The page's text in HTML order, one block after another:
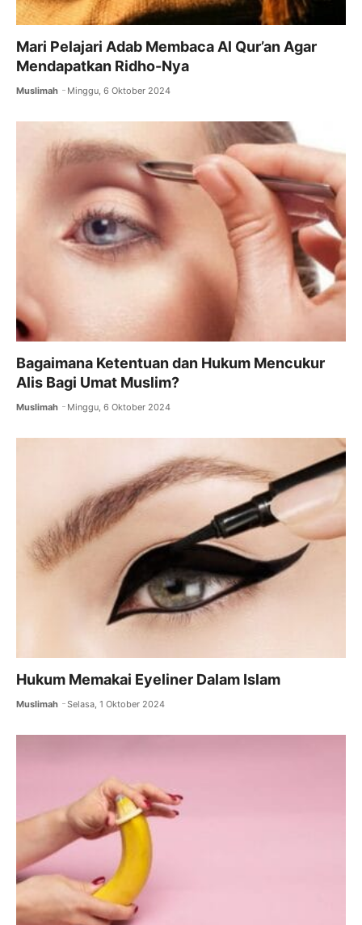
Mari Pelajari Adab Membaca Al Qur’an Agar
Mendapatkan Ridho-Nya
Muslimah Minggu, 6 Oktober 2024
Bagaimana Ketentuan dan Hukum Mencukur
Alis Bagi Umat Muslim?
Muslimah Minggu, 6 Oktober 2024
Hukum Memakai Eyeliner Dalam Islam
Muslimah Selasa, 1 Oktober 2024